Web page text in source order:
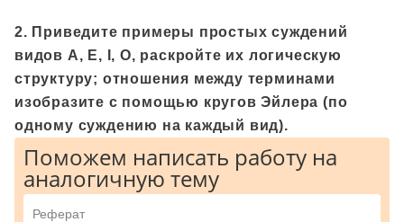
2. Приведите примеры простых суждений
видов А, Е, I, O, раскройте их логическую
структуру; отношения между терминами
изобразите с помощью кругов Эйлера (по
одному суждению на каждый вид).
Поможем написать работу на
аналогичную тему
Реферат